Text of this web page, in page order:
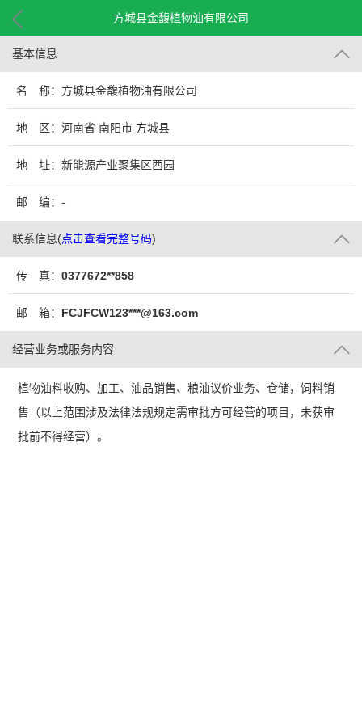
方城县金馥植物油有限公司
基本信息
名 称：方城县金馥植物油有限公司
地 区：河南省 南阳市 方城县
地 址：新能源产业聚集区西园
邮 编：-
联系信息(点击查看完整号码)
传 真： 0377672**858
邮 箱： FCJFCW123***@163.com
经营业务或服务内容
植物油料收购、加工、油品销售、粮油议价业务、仓储，饲料销
售（以上范围涉及法律法规规定需审批方可经营的项目，未获审
批前不得经营）。